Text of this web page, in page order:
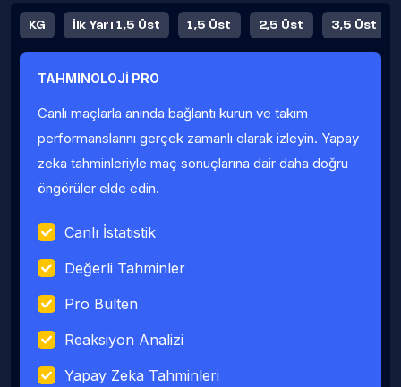
KG İlk Yarı 1,5 Üst 1,5 Üst 2,5 Üst 3,5 Üst
Fauller Ortalama
TAHMINOLOJİ PRO
Canlı maçlarla anında bağlantı kurun ve takım
performanslarını gerçek zamanlı olarak izleyin. Yapay
zeka tahminleriyle maç sonuçlarına dair daha doğru
öngörüler elde edin.
Canlı İstatistik
Değerli Tahminler
Pro Bülten
Reaksiyon Analizi
Yapay Zeka Tahminleri